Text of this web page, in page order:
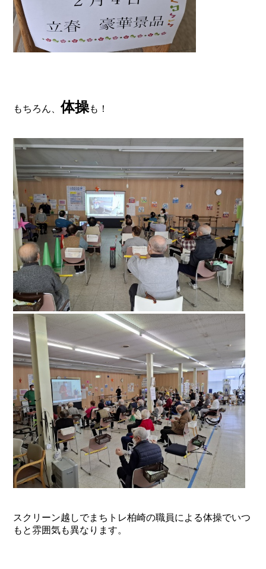
もちろん、体操も！
スクリーン越しでまちトレ柏崎の職員による体操でいつ
もと雰囲気も異なります。